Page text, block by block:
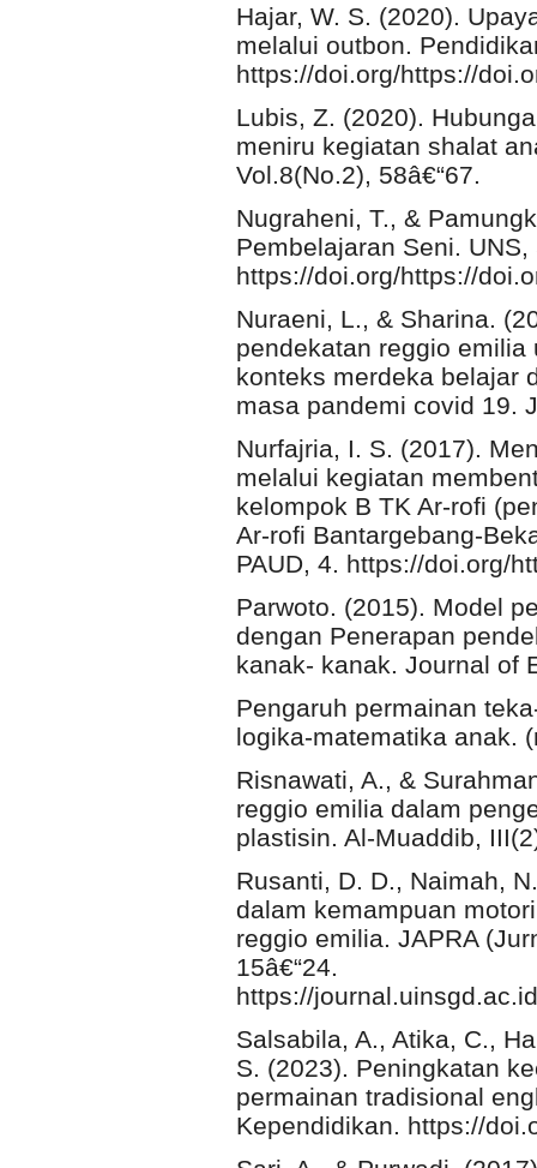
Hajar, W. S. (2020).
melalui outbon.
https://doi.org/https://
Lubis, Z. (2020).
meniru kegiatan shalat
Vol.8(No.2), 58â€“67.
Nugraheni, T., &
Pembelajaran Seni. UNS,
https://doi.org/https://
Nuraeni, L., & Sharina.
pendekatan reggio
konteks merdeka belajar
masa pandemi covid 19.
Nurfajria, I. S. (2017).
melalui kegiatan
kelompok B TK Ar-rofi
Ar-rofi Bantargebang-
PAUD, 4. https://doi.org/
Parwoto. (2015). Model
dengan Penerapan
kanak- kanak. Journal of
Pengaruh permainan
logika-matematika anak.
Risnawati, A., &
reggio emilia dalam
plastisin. Al-Muaddib,
Rusanti, D. D., Naimah,
dalam kemampuan
reggio emilia. JAPRA
15â€“24.
https://
Salsabila, A., Atika, C.,
S. (2023). Peningkatan
permainan tradisional
Kependidikan. https://